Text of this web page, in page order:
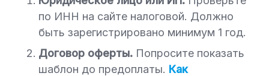
по ИНН на сайте налоговой. Должно
быть зарегистрировано минимум 1 год.
Договор оферты. Попросите показать
шаблон до предоплаты. Как